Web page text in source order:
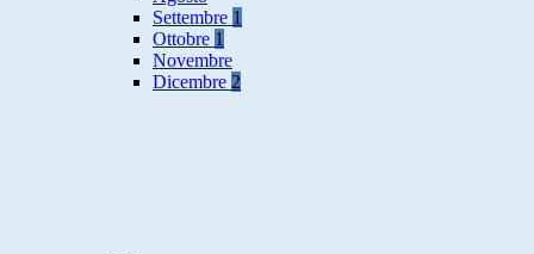
Settembre 1
Ottobre 1
Novembre
Dicembre 2